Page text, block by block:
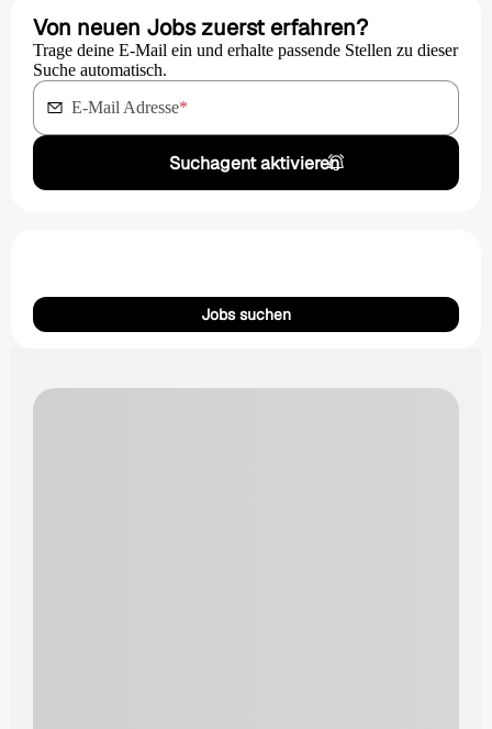
Von neuen Jobs zuerst erfahren?
Trage deine E-Mail ein und erhalte passende Stellen zu dieser
Suche automatisch.
E-Mail Adresse*
Suchagent aktivieren
Jobs suchen